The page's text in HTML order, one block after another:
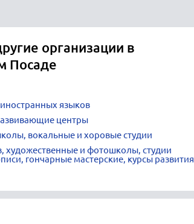
организации в
Посаде
языков
центры
вокальные и хоровые студии
художественные и фотошколы, студии
гончарные мастерские, курсы развития